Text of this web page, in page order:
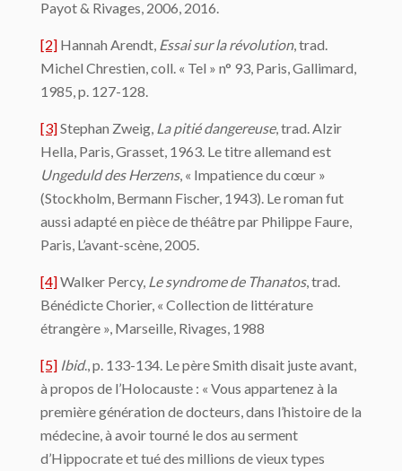
Payot & Rivages, 2006, 2016.
[2] Hannah Arendt, Essai sur la révolution, trad.
Michel Chrestien, coll. « Tel » n° 93, Paris, Gallimard,
1985, p. 127-128.
[3]Stephan Zweig, La pitié dangereuse, trad. Alzir
Hella, Paris, Grasset, 1963. Le titre allemand est
Ungeduld des Herzens, « Impatience du cœur »
(Stockholm, Bermann Fischer, 1943). Le roman fut
aussi adapté en pièce de théâtre par Philippe Faure,
Paris, L’avant-scène, 2005.
[4]Walker Percy, Le syndrome de Thanatos, trad.
Bénédicte Chorier, « Collection de littérature
étrangère », Marseille, Rivages, 1988
[5] Ibid., p. 133-134. Le père Smith disait juste avant,
à propos de l’Holocauste : « Vous appartenez à la
première génération de docteurs, dans l’histoire de la
médecine, à avoir tourné le dos au serment
d’Hippocrate et tué des millions de vieux types